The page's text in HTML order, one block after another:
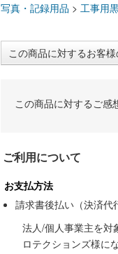
写真・記録用品 > 工事用
この商品に対するお客
この商品に対するご感
ご利用について
お支払方法
請求書後払い（決済代
法人/個人事業主を対
ロテクションズ様に